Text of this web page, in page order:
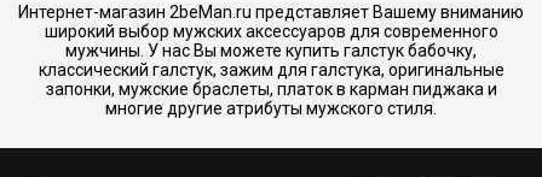
Интернет-магазин 2beMan.ru представляет Вашему вниманию
широкий выбор мужских аксессуаров для современного
мужчины. У нас Вы можете купить галстук бабочку,
классический галстук, зажим для галстука, оригинальные
запонки, мужские браслеты, платок в карман пиджака и
многие другие атрибуты мужского стиля.